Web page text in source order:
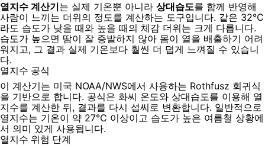
열지수 계산기는 실제 기온뿐 아니라 상대습도를 함께 반영해
사람이 느끼는 더위의 정도를 계산하는 도구입니다. 같은 32℃
라도 습도가 낮을 때와 높을 때의 체감 더위는 크게 다릅니다.
습도가 높으면 땀이 잘 증발하지 않아 몸이 열을 배출하기 어려
워지고, 그 결과 실제 기온보다 훨씬 더 덥게 느껴질 수 있습니
다.
열지수 공식
이 계산기는 미국 NOAA/NWS에서 사용하는 Rothfusz 회귀식
을 기반으로 합니다. 공식은 화씨 온도와 상대습도를 이용해 열
지수를 계산한 뒤, 결과를 다시 섭씨로 변환합니다. 일반적으로
열지수는 기온이 약 27℃ 이상이고 습도가 높은 여름철 상황에
서 의미 있게 사용됩니다.
열지수 위험 단계